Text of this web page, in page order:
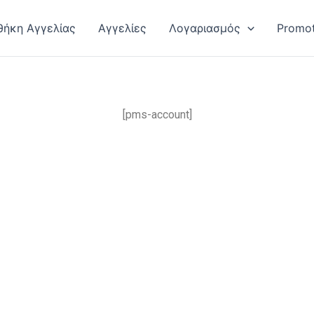
Αγγελίας Αγγελίες Λογαριασμός
[pms-account]